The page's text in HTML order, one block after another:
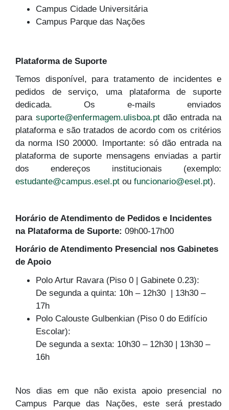
Campus Cidade Universitária
Campus Parque das Nações
Plataforma de Suporte
Temos disponível, para tratamento de incidentes e
pedidos de serviço, uma plataforma de suporte
dedicada. Os e-mails enviados
para suporte@enfermagem.ulisboa.ptdão entrada na
plataforma e são tratados de acordo com os critérios
da norma IS0 20000. Importante: só dão entrada na
plataforma de suporte mensagens enviadas a partir
dos endereços institucionais (exemplo:
estudante@campus.esel.pt ou funcionario@esel.pt).
Horário de Atendimento de Pedidos e Incidentes
na Plataforma de Suporte: 09h00-17h00
Horário de Atendimento Presencial nos Gabinetes
de Apoio
Polo Artur Ravara (Piso 0 | Gabinete 0.23):
De segunda a quinta: 10h – 12h30 | 13h30 –
17h
Polo Calouste Gulbenkian (Piso 0 do Edifício
Escolar):
De segunda a sexta: 10h30 – 12h30 | 13h30 –
16h
Nos dias em que não exista apoio presencial no
Campus Parque das Nações, este será prestado